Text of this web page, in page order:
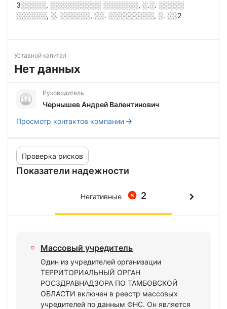
3░░░░░, ░░░░░░░░░░ ░░░░░░░, ░.░. ░░░░░
░░░░░░, ░. ░░░░░░, ░░. ░░░░░░░░░, ░. ░░2
Уставной капитал
Нет данных
Руководитель
Чернышев Андрей Валентинович
Просмотр контактов компании
Показатели надежности
Проверка рисков
2
Негативные
Массовый учредитель
Один из учредителей организации
ТЕРРИТОРИАЛЬНЫЙ ОРГАН
РОСЗДРАВНАДЗОРА ПО ТАМБОВСКОЙ
ОБЛАСТИ включен в реестр массовых
учредителей по данным ФНС. Он является